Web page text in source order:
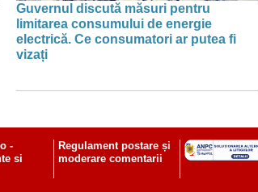
Guvernul discută măsuri pentru
limitarea consumului de energie
electrică. Ce consumatori ar putea fi
vizați
Regulament postare și
moderare comentarii